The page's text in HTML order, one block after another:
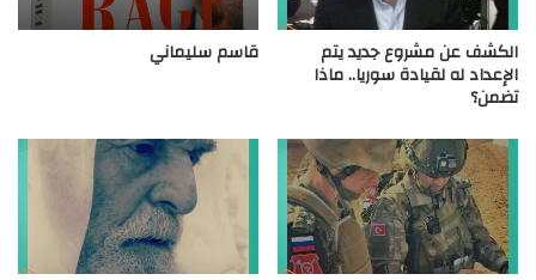
الكشف عن مشروع جديد يتم
الإعداد له لقيادة سوريا.. ماذا
تضمن؟
قاسم سليماني